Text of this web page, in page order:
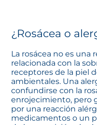
¿Rosácea o
La rosácea no es una
relacionada con la
receptores de la piel
ambientales. Una
confundirse con la
enrojecimiento, pero
por una reacción
medicamentos o un